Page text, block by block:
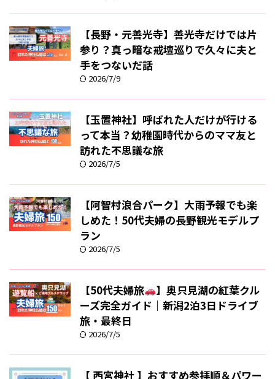
【長野・元善光寺】善光寺だけでは片
参り？真っ暗な戒壇巡りで久々に夫と
手をつないだ話
2026/7/9
【玉置神社】呼ばれた人だけが行ける
って本当？幼稚園時代からのママ友と
訪れた不思議な旅
2026/7/5
【阿智村浪合パーク】大雨予報でも楽
しめた！50代夫婦の長野観光モデルプ
ラン
2026/7/5
【50代夫婦旅
】奥只見湖の紅葉クル
ーズ完全ガイド｜新潟2泊3日ドライブ
旅・最終日
2026/7/5
【 西宮神社 】おすすめ参拝順＆パワー